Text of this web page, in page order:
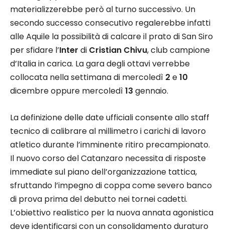
materializzerebbe però al turno successivo. Un
secondo successo consecutivo regalerebbe infatti
alle Aquile la possibilità di calcare il prato di San Siro
per sfidare l’Inter di Cristian Chivu, club campione
d’Italia in carica. La gara degli ottavi verrebbe
collocata nella settimana di mercoledì 2 e10
dicembre oppure mercoledì13 gennaio.
La definizione delle date ufficiali consente allo staff
tecnico di calibrare al millimetro i carichi di lavoro
atletico durante l’imminente ritiro precampionato.
Il nuovo corso del Catanzaro necessita di risposte
immediate sul piano dell’organizzazione tattica,
sfruttando l’impegno di coppa come severo banco
di prova prima del debutto nei tornei cadetti.
L’obiettivo realistico per la nuova annata agonistica
deve identificarsi con un consolidamento duraturo